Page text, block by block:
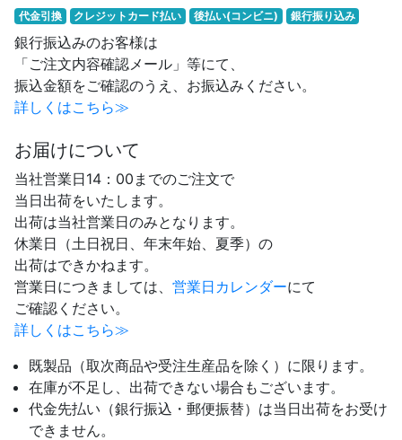
代金引換 クレジットカード払い 後払い(コンビニ) 銀行振り込み
銀行振込みのお客様は
「ご注文内容確認メール」等にて、
振込金額をご確認のうえ、お振込みください。
詳しくはこちら≫
お届けについて
当社営業日14：00までのご注文で
当日出荷をいたします。
出荷は当社営業日のみとなります。
休業日（土日祝日、年末年始、夏季）の
出荷はできかねます。
営業日につきましては、 営業日カレンダーにて
ご確認ください。
詳しくはこちら≫
既製品（取次商品や受注生産品を除く）に限ります。
在庫が不足し、出荷できない場合もございます。
代金先払い（銀行振込・郵便振替）は当日出荷をお受け
できません。